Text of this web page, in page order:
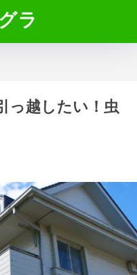
ラ
っ越したい！虫